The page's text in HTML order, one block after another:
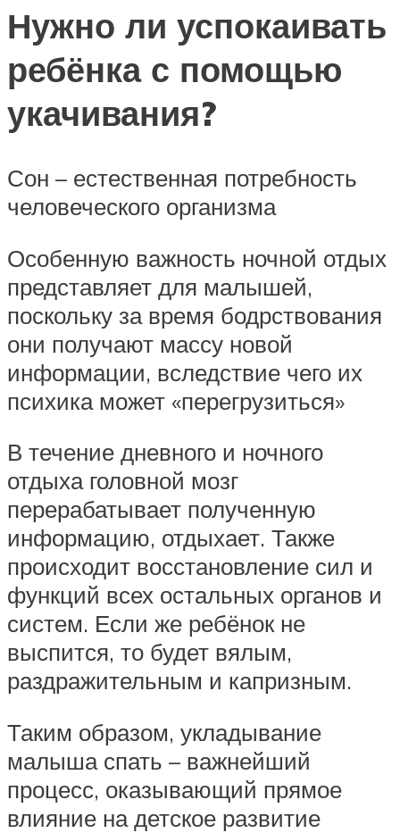
Нужно ли успокаивать
ребёнка с помощью
укачивания?
Сон – естественная потребность
человеческого организма
Особенную важность ночной отдых
представляет для малышей,
поскольку за время бодрствования
они получают массу новой
информации, вследствие чего их
психика может «перегрузиться»
В течение дневного и ночного
отдыха головной мозг
перерабатывает полученную
информацию, отдыхает. Также
происходит восстановление сил и
функций всех остальных органов и
систем. Если же ребёнок не
выспится, то будет вялым,
раздражительным и капризным.
Таким образом, укладывание
малыша спать – важнейший
процесс, оказывающий прямое
влияние на детское развитие